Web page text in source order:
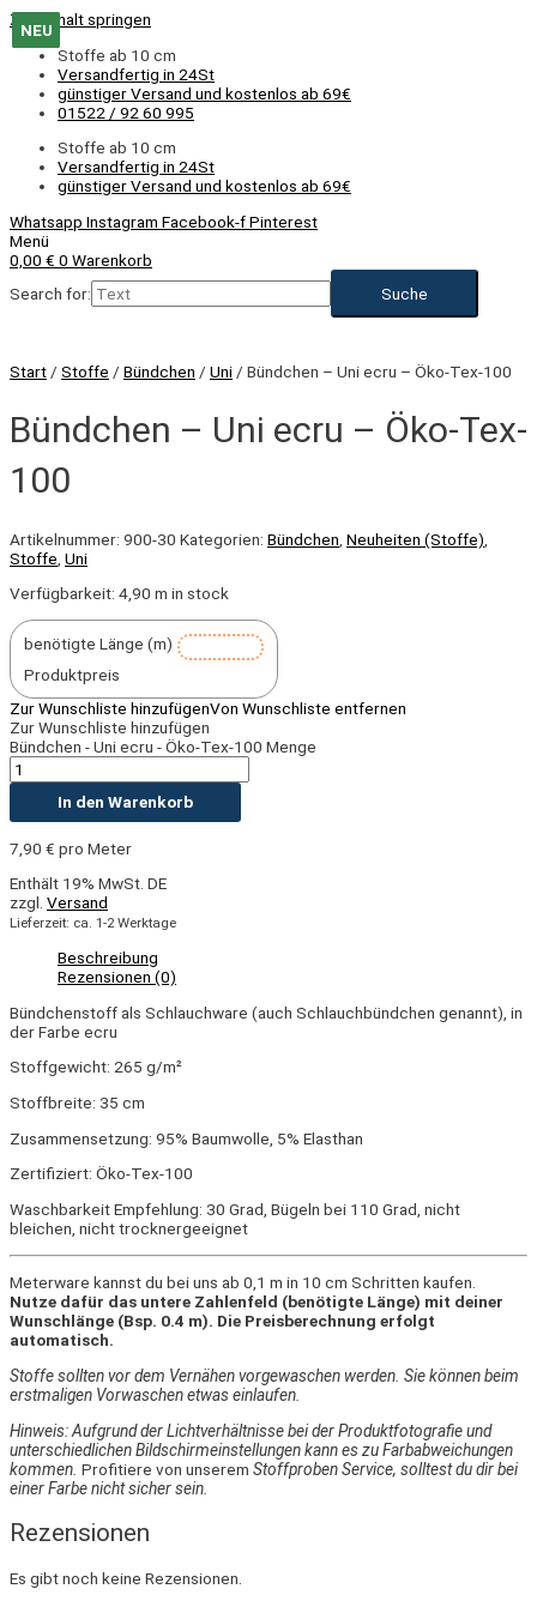
Zum Inhalt springen
Stoffe ab 10 cm
Versandfertig in 24St
günstiger Versand und kostenlos ab 69€
01522 / 92 60 995
Stoffe ab 10 cm
Versandfertig in 24St
günstiger Versand und kostenlos ab 69€
Whatsapp Instagram Facebook-fPinterest
Menü
0,00 € 0 Warenkorb
Search for:
NEU
Start / Stoffe / Bündchen / Uni / Bündchen – Uni ecru – Öko-Tex-100
Bündchen – Uni ecru – Öko-Tex-
100
Artikelnummer: 900-30 Kategorien: Bündchen Neuheiten (Stoffe)
Stoffe Uni
Verfügbarkeit: 4,90 m in stock
benötigte Länge (m)
Produktpreis
Zur Wunschliste hinzufügenVon Wunschliste entfernen
Zur Wunschliste hinzufügen
Bündchen - Uni ecru - Öko-Tex-100 Menge
In den Warenkorb
7,90 € pro Meter
Enthält 19% MwSt. DE
zzgl. Versand
Lieferzeit: ca. 1-2 Werktage
Beschreibung
Rezensionen (0)
Bündchenstoff als Schlauchware (auch Schlauchbündchen genannt), in
der Farbe ecru
Stoffgewicht: 265 g/m²
Stoffbreite: 35 cm
Zusammensetzung: 95% Baumwolle, 5% Elasthan
Zertifiziert: Öko-Tex-100
Waschbarkeit Empfehlung: 30 Grad, Bügeln bei 110 Grad, nicht
bleichen, nicht trocknergeeignet
Meterware kannst du bei uns ab 0,1 m in 10 cm Schritten kaufen.
Nutze dafür das untere Zahlenfeld (benötigte Länge) mit deiner
Wunschlänge (Bsp. 0.4 m). Die Preisberechnung erfolgt
automatisch.
Stoffe sollten vor dem Vernähen vorgewaschen werden. Sie können beim
erstmaligen Vorwaschen etwas einlaufen.
Hinweis: Aufgrund der Lichtverhältnisse bei der Produktfotografie und
unterschiedlichen Bildschirmeinstellungen kann es zu Farbabweichungen
kommen. Profitiere von unserem Stoffproben Service, solltest du dir bei
einer Farbe nicht sicher sein.
Rezensionen
Es gibt noch keine Rezensionen.
NEU
NEU
NEU
NEU
NEU
NEU
NEU
NEU
NEU